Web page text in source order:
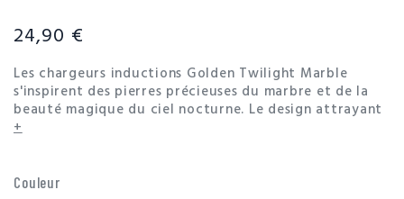
24,90 €
Les chargeurs inductions Golden Twilight Marble
s'inspirent des pierres précieuses du marbre et de la
beauté magique du ciel nocturne. Le design attrayant
évoque le mystique et se distingue par son motif
+
Couleur